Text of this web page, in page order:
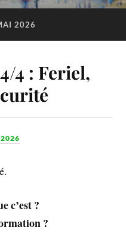
2026
4 : Feriel,
c’est ?
?